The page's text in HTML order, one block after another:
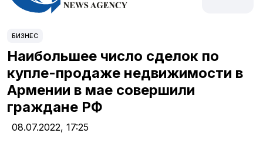
БИЗНЕС
Наибольшее число сделок по
купле-продаже недвижимости в
Армении в мae совершили
граждане РФ
08.07.2022, 17:25